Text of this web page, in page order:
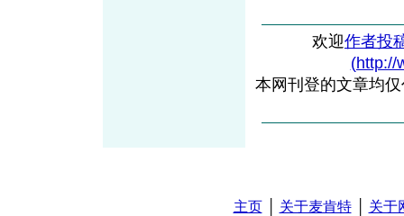
欢迎作者投
(http://
本网刊登的文章均
主页│ 关于麦肯特│ 关于